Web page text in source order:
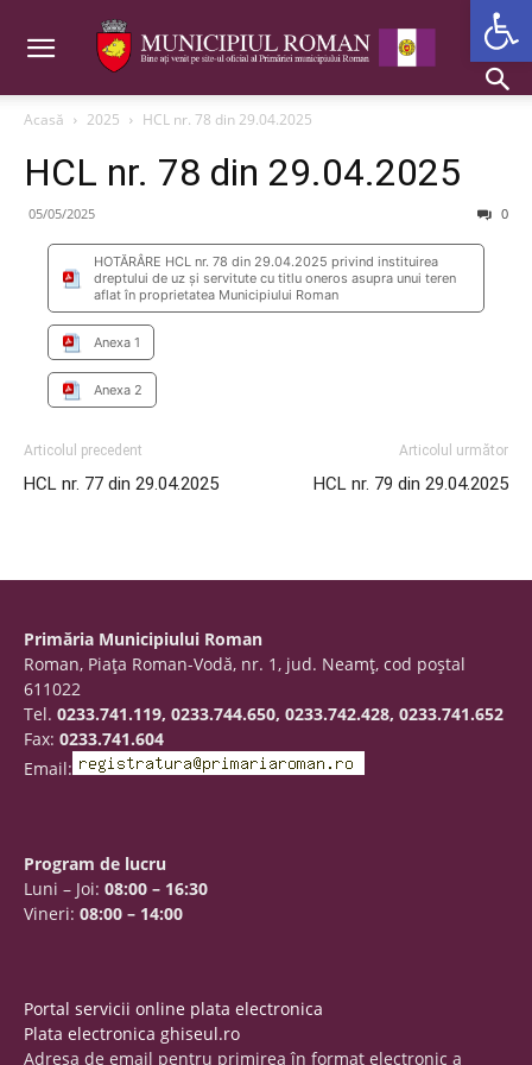
Acasă 2025 HCL nr. 78 din 29.04.2025
HCL nr. 78 din 29.04.2025
05/05/2025 0
HOTĂRÂRE HCL nr. 78 din 29.04.2025 privind instituirea
dreptului de uz şi servitute cu titlu oneros asupra unui teren
aflat în proprietatea Municipiului Roman
Anexa 1
Anexa 2
Articolul precedent
HCL nr. 77 din 29.04.2025
Articolul următor
HCL nr. 79 din 29.04.2025
Primăria Municipiului Roman
Roman, Piaţa Roman-Vodă, nr. 1, jud. Neamţ, cod poştal
611022
Tel. 0233.741.119, 0233.744.650, 0233.742.428, 0233.741.652
Fax: 0233.741.604
Email:
Program de lucru
Luni – Joi: 08:00 – 16:30
Vineri: 08:00 – 14:00
Portal servicii online plata electronica
Plata electronica ghiseul.ro
Adresa de email pentru primirea în format electronic a